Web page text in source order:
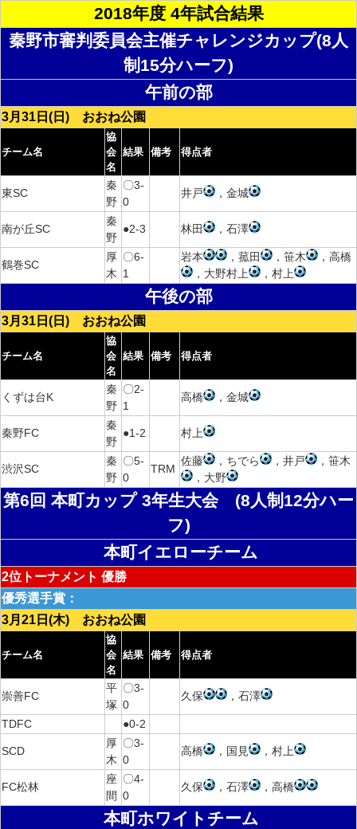
2018年度 4年試合結果
秦野市審判委員会主催チャレンジカップ(8人
制15分ハーフ)
午前の部
3月31日(日) おおね公園
チーム名
協
会
名
結果 備考 得点者
東SC
秦
野
〇3-
0
井戸 ，金城
南が丘SC
秦
野
●2-3 林田 ，石澤
鶴巻SC
厚
木
〇6-
1
岩本 ，菰田 ，笹木
，高橋
，大野村上
，村上
午後の部
3月31日(日) おおね公園
チーム名
協
会
名
結果 備考 得点者
くずは台K
秦
野
〇2-
1
高橋 ，金城
秦野FC
秦
野
●1-2 村上
渋沢SC
秦
野
〇5-
0
TRM
佐藤 ，ちでら ，井戸
，笹木
，大野
第6回 本町カップ 3年生大会 (8人制12分ハー
フ)
本町イエローチーム
2位トーナメント 優勝
優秀選手賞：
3月21日(木) おおね公園
チーム名
協
会
名
結果 備考 得点者
崇善FC
平
塚
〇3-
0
久保 ，石澤
TDFC ●0-2
SCD
厚
木
〇3-
0
高橋 ，国見 ，村上
FC松林
座
間
〇4-
0
久保 ，石澤 ，高橋
本町ホワイトチーム